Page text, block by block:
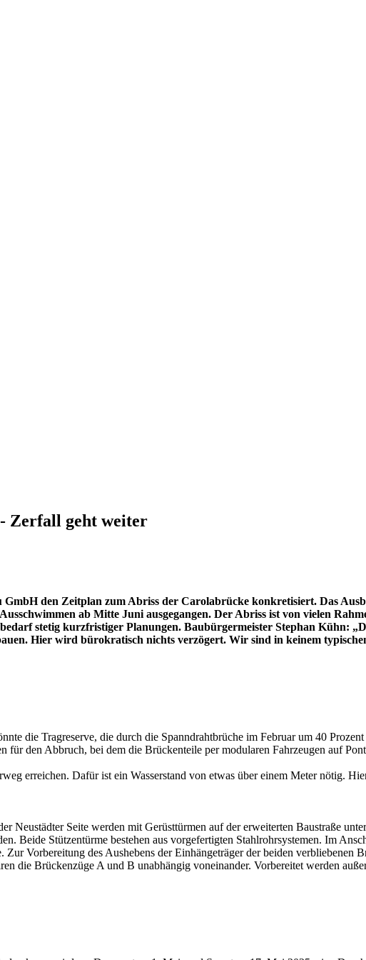
Zerfall geht weiter
den Zeitplan zum Abriss der Carolabrücke konkretisiert. Das
ab Mitte Juni ausgegangen. Der Abriss ist von vielen
stetig kurzfristiger Planungen. Baubürgermeister Stephan Kühn:
Hier wird bürokratisch nichts verzögert. Wir sind in keinem
die Tragreserve, die durch die Spanndrahtbrüche im Februar um 40
den Abbruch, bei dem die Brückenteile per modularen Fahrzeugen auf
erreichen. Dafür ist ein Wasserstand von etwas über einem Meter nötig.
Seite werden mit Gerüsttürmen auf der erweiterten Baustraße
Beide Stützentürme bestehen aus vorgefertigten Stahlrohrsystemen. Im
Vorbereitung des Aushebens der Einhängeträger der beiden verbliebenen
die Brückenzüge A und B unabhängig voneinander. Vorbereitet werden